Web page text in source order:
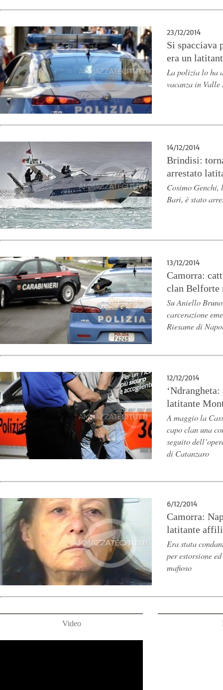
23/12/2014
Si spacciava
era un
La polizia lo ha
vacanza in Valle
14/12/2014
Brindisi:
arrestato
Cosimo
Bari, è stato
13/12/2014
Camorra:
clan Belforte
Su Aniello
carcerazione
Riesame di
12/12/2014
latitante
A maggio la
capo clan una
seguito
di Catanzaro
6/12/2014
Camorra:
latitante
Era stata
per estorsione
mafioso
Video